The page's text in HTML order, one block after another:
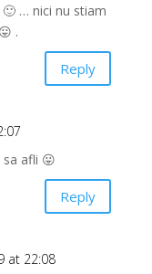
… nici nu stiam
.
Reply
afli 😛
Reply
at 22:08